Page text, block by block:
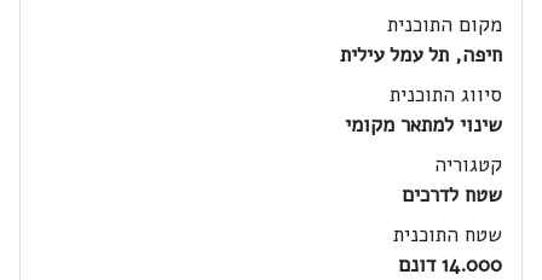
מקום התוכנית
חיפה, תל עמל עילית
סיווג התוכנית
שינוי למתאר מקומי
קטגוריה
שטח לדרכים
שטח התוכנית
14.000 דונם